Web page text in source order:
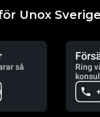
Unox Sverige
så
Ring